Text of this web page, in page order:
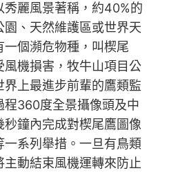
麗風景著稱，約40%的
、天然維護區或世界天
一個瀕危物種，叫楔尾
機損害，牧牛山項目公
界上最進步前輩的鷹類監
程360度全景攝像頭及中
秒鐘內完成對楔尾鷹圖像
系列舉措。一旦有鳥類
動結束風機運轉來防止